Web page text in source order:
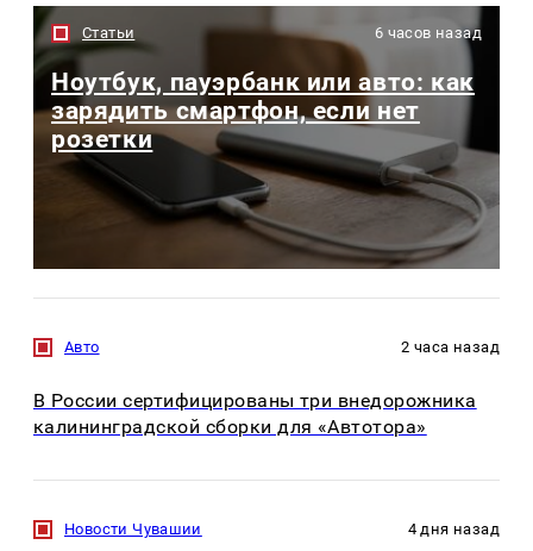
Статьи 6 часов назад
Ноутбук, пауэрбанк или авто: как
зарядить смартфон, если нет
розетки
Авто 2 часа назад
В России сертифицированы три внедорожника
калининградской сборки для «Автотора»
Новости Чувашии 4 дня назад